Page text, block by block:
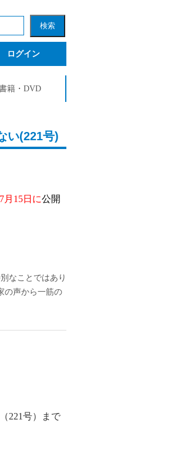
ログイン
籍・DVD
い(221号)
月15日に公開
なことではあり
の声から一筋の
221号）まで